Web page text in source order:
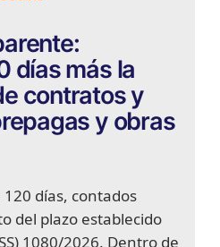
días más la
contratos y
y obras
días, contados
del plazo establecido
1080/2026. Dentro de